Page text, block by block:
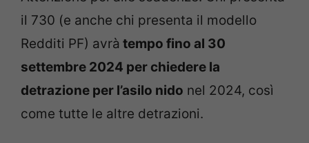
il 730 (e anche chi presenta il modello
Redditi PF) avrà tempo fino al 30
settembre 2024 per chiedere la
detrazione per l’asilo nido nel 2024, così
come tutte le altre detrazioni.